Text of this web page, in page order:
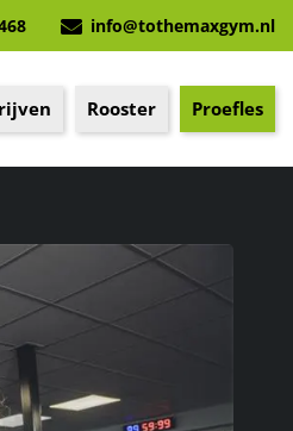
info@tothemaxgym.nl
Rooster Proefles